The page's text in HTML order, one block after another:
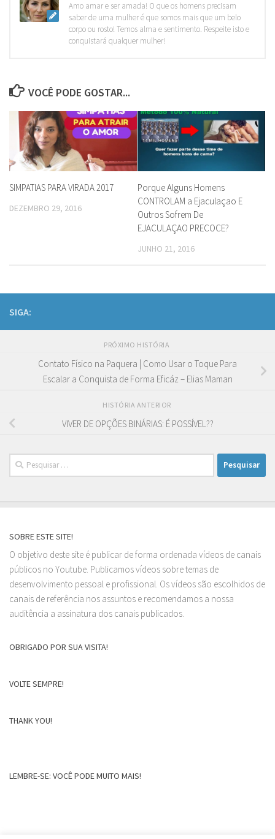
Amo amar e ser amada! O que os homens precisam
saber de uma mulher é que somos mais que um belo
corpo ou rosto! Temos alma e sentimento. Respeite isto e
conquistará qualquer mulher!
VOCÊ PODE GOSTAR...
SIMPATIAS PARA VIRADA 2017
DEZEMBRO 29, 2016
Porque Alguns Homens
CONTROLAM a Ejaculaçao E
Outros Sofrem De
EJACULAÇAO PRECOCE?
JUNHO 21, 2016
SIGA:
PRÓXIMO HISTÓRIA
Contato Físico na Paquera | Como Usar o Toque Para
Escalar a Conquista de Forma Eficáz – Elias Maman
HISTÓRIA ANTERIOR
VIVER DE OPÇÕES BINÁRIAS: É POSSÍVEL??
Pesquisar
por:
SOBRE ESTE SITE!
O objetivo deste site é publicar de forma ordenada vídeos de canais
públicos no Youtube. Publicamos vídeos sobre temas de
desenvolvimento pessoal e profissional. Os vídeos são escolhidos de
canais de referência nos assuntos e recomendamos a nossa
auditência a assinatura dos canais publicados.
OBRIGADO POR SUA VISITA!
VOLTE SEMPRE!
THANK YOU!
LEMBRE-SE: VOCÊ PODE MUITO MAIS!